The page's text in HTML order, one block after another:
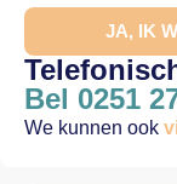
JA, IK
Bel 0251
We kunnen ook